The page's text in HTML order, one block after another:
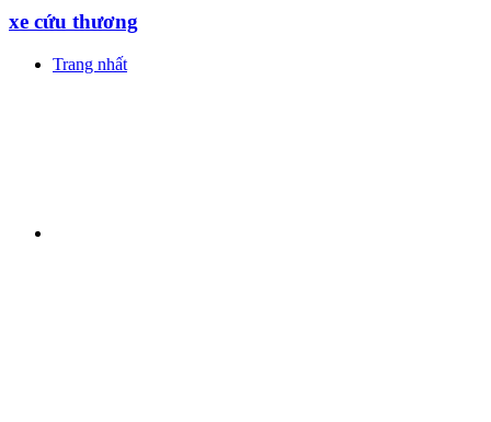
xe cứu thương
Trang nhất